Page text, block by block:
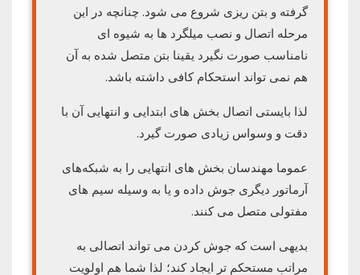
گرفته و بتن ریزی شروع می شود. چنانچه در این
مرحله اتصال و نصب میلگرد ها به شیوه ای
نامناسب صورت نگیرد یقینا بتن متصل شده به آن
هم نمی تواند استحکام کافی داشته باشد.
لذا بایستی اتصال بخش های ابتدایی و انتهایی آن با
دقت و وسواس زیادی صورت گیرد.
عموما مهندسان بخش های انتهایی را به شبکه‌های
آرماتور دیگری جوش داده و یا به وسیله سیم های
مفتولی متصل می کنند.
بدیهی است که جوش کردن می تواند اتصالی به‌
مراتب مستحکم‌ تر ایجاد کند؛ لذا شما هم اولویت